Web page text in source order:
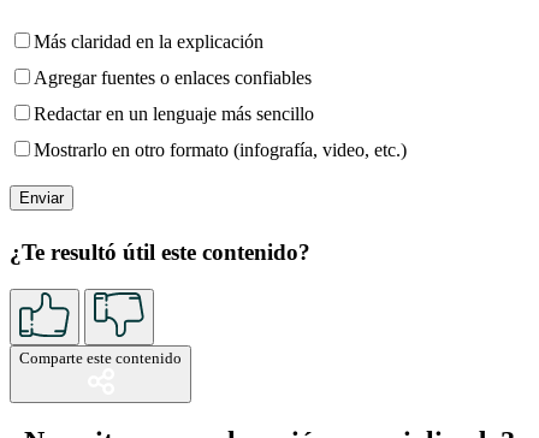
Más claridad en la explicación
Agregar fuentes o enlaces confiables
Redactar en un lenguaje más sencillo
Mostrarlo en otro formato (infografía, video, etc.)
¿Te resultó útil este contenido?
Comparte este contenido